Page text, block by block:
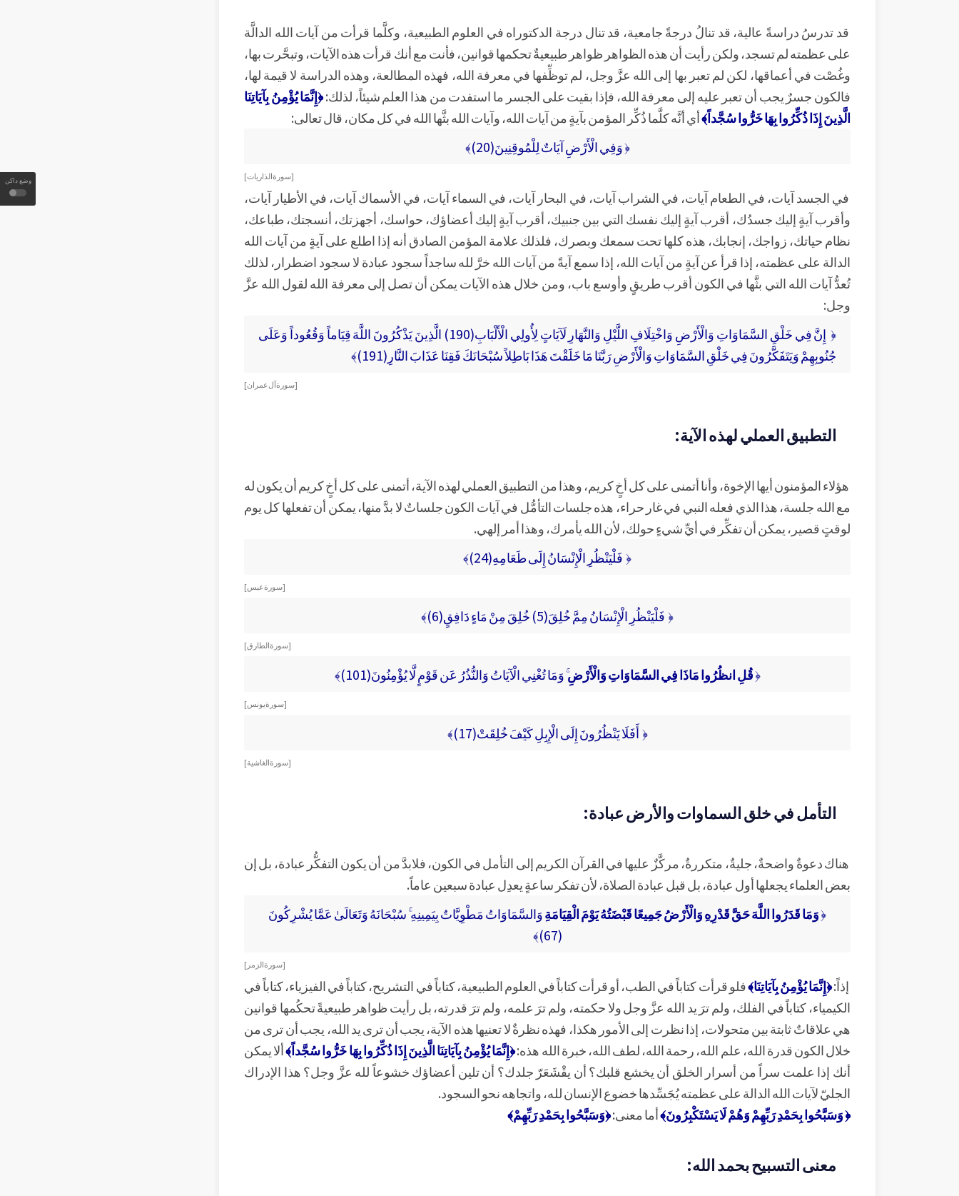
وضع داكن
قد تدرسُ دراسةً عالية، قد تنالُ درجةً جامعية، قد تنال درجة الدكتوراه في العلوم الطبيعية، وكلَّما قرأت من آيات الله الدالَّة
على عظمته لم تسجد، ولكن رأيت أن هذه الظواهر ظواهر طبيعيةٌ تحكمها قوانين، فأنت مع أنك قرأت هذه الآيات، وتبحَّرت بها،
وغُصْت في أعماقها، لكن لم تعبر بها إلى الله عزَّ وجل، لم توظِّفها في معرفة الله، فهذه المطالعة، وهذه الدراسة لا قيمة لها،
فالكون جسرٌ يجب أن تعبر عليه إلى معرفة الله، فإذا بقيت على الجسر ما استفدت من هذا العلم شيئاً، لذلك:﴿إِنَّمَا يُؤْمِنُ بِآيَاتِنَا
الَّذِينَ إِذَا ذُكِّرُوا بِهَا خَرُّوا سُجَّداً﴾أي أنَّه كلَّما ذُكِّر المؤمن بآيةٍ من آيات الله، وآيات الله بثَّها الله في كل مكان، قال تعالى:
﴿ وَفِي الْأَرْضِ آيَاتٌ لِلْمُوقِنِينَ(20)﴾
[ سورة الذاريات ]
في الجسد آيات، في الطعام آيات، في الشراب آيات، في البحار آيات، في السماء آيات، في الأسماك آيات، في الأطيار آيات،
وأقرب آيةٍ إليك جسدُك، أقرب آيةٍ إليك نفسك التي بين جنبيك، أقرب آيةٍ إليك أعضاؤك، حواسك، أجهزتك، أنسجتك، طباعك،
نظام حياتك، زواجك، إنجابك، هذه كلها تحت سمعك وبصرك، فلذلك علامة المؤمن الصادق أنه إذا اطلع على آيةٍ من آيات الله
الدالة على عظمته، إذا قرأ عن آيةٍ من آيات الله، إذا سمع آيةً من آيات الله خرَّ لله ساجداً سجود عبادة لا سجود اضطرار، لذلك
تُعدُّ آيات الله التي بثَّها في الكون أقرب طريقٍ وأوسع باب، ومن خلال هذه الآيات يمكن أن تصل إلى معرفة الله لقول الله عزَّ
وجل:
﴿ إِنَّ فِي خَلْقِ السَّمَاوَاتِ وَالْأَرْضِ وَاخْتِلَافِ اللَّيْلِ وَالنَّهَارِ لَآيَاتٍ لِأُولِي الْأَلْبَابِ(190) الَّذِينَ يَذْكُرُونَ اللَّهَ قِيَاماً وَقُعُوداً وَعَلَى
جُنُوبِهِمْ وَيَتَفَكَّرُونَ فِي خَلْقِ السَّمَاوَاتِ وَالْأَرْضِ رَبَّنَا مَا خَلَقْتَ هَذَا بَاطِلاً سُبْحَانَكَ فَقِنَا عَذَابَ النَّارِ(191)﴾
[ سورة آل عمران ]
التطبيق العملي لهذه الآية:
هؤلاء المؤمنون أيها الإخوة، وأنا أتمنى على كل أخٍ كريم، وهذا من التطبيق العملي لهذه الآية، أتمنى على كل أخٍ كريم أن يكون له
مع الله جلسة، هذا الذي فعله النبي في غار حراء، هذه جلسات التأمُّل في آيات الكون جلساتٌ لا بدَّ منها، يمكن أن تفعلها كل يوم
لوقتٍ قصير، يمكن أن تفكِّر في أيِّ شيءٍ حولك، لأن الله يأمرك، وهذا أمر إلهي.
﴿ فَلْيَنْظُرِ الْإِنْسَانُ إِلَى طَعَامِهِ(24)﴾
[ سورة عبس ]
﴿ فَلْيَنْظُرِ الْإِنْسَانُ مِمَّ خُلِقَ(5) خُلِقَ مِنْ مَاءٍ دَافِقٍ(6)﴾
[ سورة الطارق ]
﴿قُلِ انظُرُوا مَاذَا فِي السَّمَاوَاتِ وَالْأَرْضِۚ وَمَا تُغْنِي الْآيَاتُ وَالنُّذُرُ عَن قَوْمٍ لَّا يُؤْمِنُونَ(101)﴾
[ سورة يونس ]
﴿ أَفَلَا يَنْظُرُونَ إِلَى الْإِبِلِ كَيْفَ خُلِقَتْ(17)﴾
[ سورة الغاشية ]
التأمل في خلق السماوات والأرض عبادة:
هناك دعوةٌ واضحةٌ، جليةٌ، متكررةٌ، مركَّزٌ عليها في القرآن الكريم إلى التأمل في الكون، فلابدَّ من أن يكون التفكُّر عبادة، بل إن
بعض العلماء يجعلها أول عبادة، بل قبل عبادة الصلاة، لأن تفكر ساعةٍ يعدِل عبادة سبعين عاماً.
﴿وَمَا قَدَرُوا اللَّهَ حَقَّ قَدْرِهِ وَالْأَرْضُ جَمِيعًا قَبْضَتُهُ يَوْمَ الْقِيَامَةِوَالسَّمَاوَاتُ مَطْوِيَّاتٌ بِيَمِينِهِ ۚ سُبْحَانَهُ وَتَعَالَىٰ عَمَّا يُشْرِكُونَ
(67)﴾
[ سورة الزمر ]
إذاً:﴿إِنَّمَا يُؤْمِنُ بِآيَاتِنَا﴾فلو قرأت كتاباً في الطب، أو قرأت كتاباً في العلوم الطبيعية، كتاباً في التشريح، كتاباً في الفيزياء، كتاباً في
الكيمياء، كتاباً في الفلك، ولم ترَ يد الله عزَّ وجل ولا حكمته، ولم ترَ علمه، ولم ترَ قدرته، بل رأيت ظواهر طبيعيةً تحكُمها قوانين
هي علاقاتٌ ثابتة بين متحولات، إذا نظرت إلى الأمور هكذا، فهذه نظرةٌ لا تعنيها هذه الآية، يجب أن ترى يد الله، يجب أن ترى من
خلال الكون قدرة الله، علم الله، رحمة الله، لطف الله، خبرة الله هذه:﴿إِنَّمَا يُؤْمِنُ بِآيَاتِنَا الَّذِينَ إِذَا ذُكِّرُوا بِهَا خَرُّوا سُجَّداً﴾ألا يمكن
أنك إذا علمت سراً من أسرار الخلق أن يخشع قلبك؟ أن يقْشَعَرّ جلدك؟ أن تلين أعضاؤك خشوعاً لله عزَّ وجل؟ هذا الإدراك
الجليّ لآيات الله الدالة على عظمته يُجَسِّدها خضوع الإنسان لله، واتجاهه نحو السجود.
﴿ وَسَبَّحُوا بِحَمْدِ رَبِّهِمْ وَهُمْ لَا يَسْتَكْبِرُونَ﴾أما معنى:﴿وَسَبَّحُوا بِحَمْدِ رَبِّهِمْ﴾
معنى التسبيح بحمد الله: